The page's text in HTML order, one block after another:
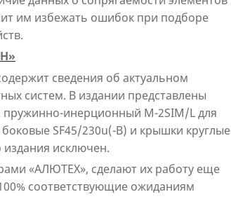
им избежать ошибок при подборе
сведения об актуальном
систем. В издании представлены
пружинно-инерционный M-2SIM/L для
SF45/230u(-B) и крышки круглые
издания исключен.
«АЛЮТЕХ», сделают их работу еще
соответствующие ожиданиям